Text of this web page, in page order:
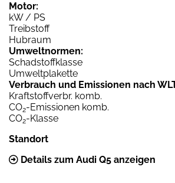
Motor:
kW / PS
Treibstoff
Hubraum
Umweltnormen:
Schadstoffklasse
Umweltplakette
Verbrauch und Emissionen nach
Kraftstoffverbr. komb.
CO2-Emissionen komb.
CO2-Klasse
Standort
Details zum Audi Q5 anzeigen